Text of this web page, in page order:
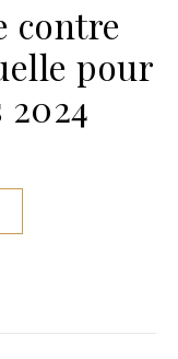
contre
pour
2024